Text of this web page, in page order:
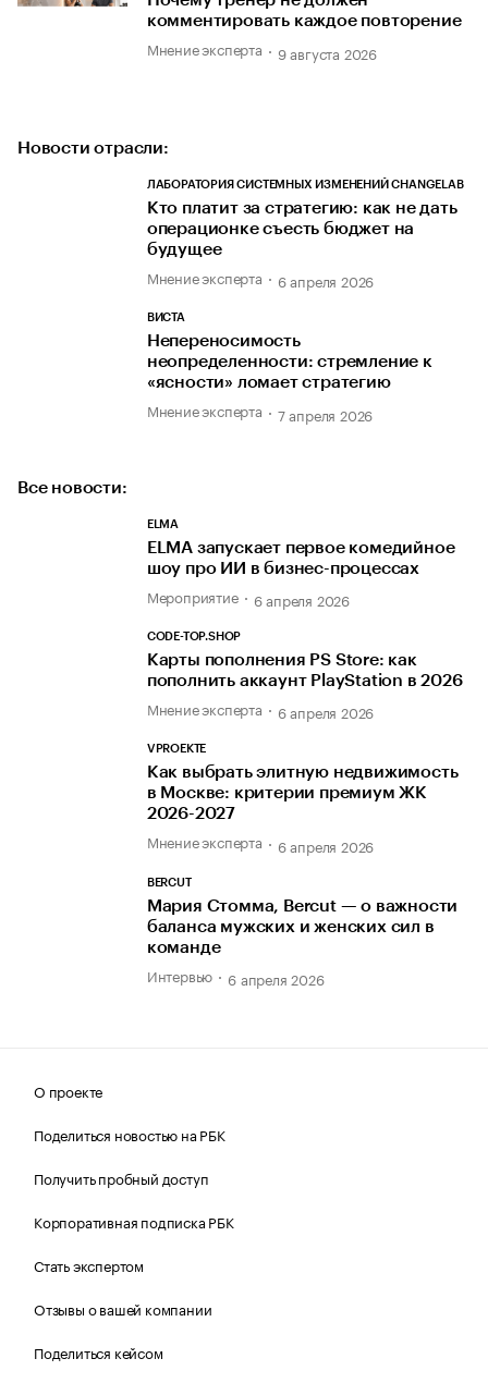
комментировать каждое повторение
Мнение эксперта 9 августа 2026
Новости отрасли:
ЛАБОРАТОРИЯ СИСТЕМНЫХ ИЗМЕНЕНИЙ CHANGELAB
Кто платит за стратегию: как не дать
операционке съесть бюджет на
будущее
Мнение эксперта 6 апреля 2026
ВИСТА
Непереносимость
неопределенности: стремление к
«ясности» ломает стратегию
Мнение эксперта 7 апреля 2026
Все новости:
ELMA
ELMA запускает первое комедийное
шоу про ИИ в бизнес-процессах
Мероприятие 6 апреля 2026
CODE-TOP.SHOP
Карты пополнения PS Store: как
пополнить аккаунт PlayStation в 2026
Мнение эксперта 6 апреля 2026
VPROEKTE
Как выбрать элитную недвижимость
в Москве: критерии премиум ЖК
2026-2027
Мнение эксперта 6 апреля 2026
BERCUT
Мария Стомма, Bercut — о важности
баланса мужских и женских сил в
команде
Интервью 6 апреля 2026
О проекте
Поделиться новостью на РБК
Получить пробный доступ
Корпоративная подписка РБК
Стать экспертом
Отзывы о вашей компании
Поделиться кейсом